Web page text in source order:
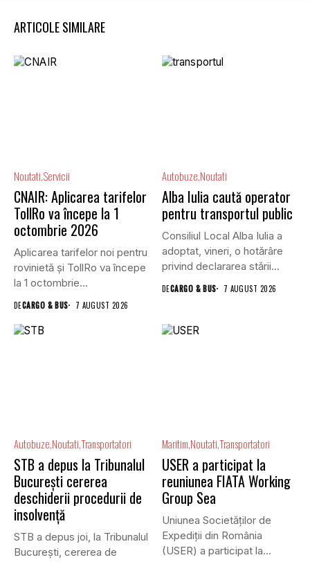
ARTICOLE SIMILARE
Noutati Servicii
CNAIR: Aplicarea tarifelor
TollRo va începe la 1
octombrie 2026
Aplicarea tarifelor noi pentru
rovinietă și TollRo va începe
la 1 octombrie...
DECARGO & BUS 7 AUGUST 2026
Autobuze Noutati
Alba Iulia caută operator
pentru transportul public
Consiliul Local Alba Iulia a
adoptat, vineri, o hotărâre
privind declararea stării...
DECARGO & BUS 7 AUGUST 2026
Autobuze NoutatiTransportatori
STB a depus la Tribunalul
București cererea
deschiderii procedurii de
insolvență
STB a depus joi, la Tribunalul
Bucureşti, cererea de
Maritim NoutatiTransportatori
USER a participat la
reuniunea FIATA Working
Group Sea
Uniunea Societăților de
Expediții din România
(USER) a participat la